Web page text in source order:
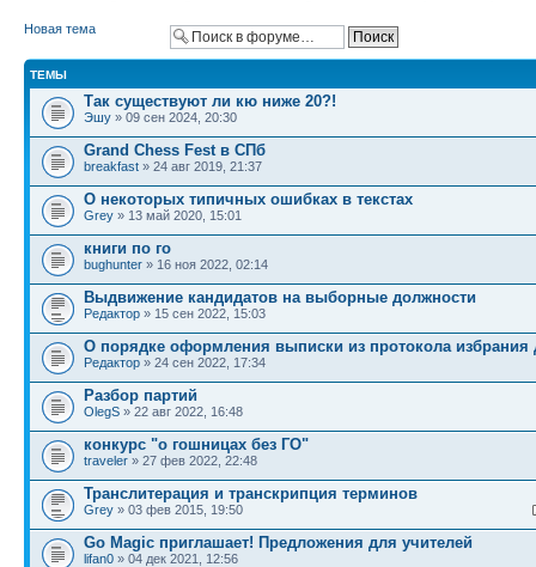
Новая тема
ТЕМЫ
Так существуют ли кю ниже 20?!
Эшу » 09 сен 2024, 20:30
Grand Chess Fest в СПб
breakfast » 24 авг 2019, 21:37
О некоторых типичных ошибках в текстах
Grey » 13 май 2020, 15:01
книги по го
bughunter » 16 ноя 2022, 02:14
Выдвижение кандидатов на выборные должности
Редактор » 15 сен 2022, 15:03
О порядке оформления выписки из протокола избрания
Редактор » 24 сен 2022, 17:34
Разбор партий
OlegS » 22 авг 2022, 16:48
конкурс "о гошницах без ГО"
traveler » 27 фев 2022, 22:48
Транслитерация и транскрипция терминов
Grey » 03 фев 2015, 19:50
Go Magic приглашает! Предложения для учителей
lifan0 » 04 дек 2021, 12:56